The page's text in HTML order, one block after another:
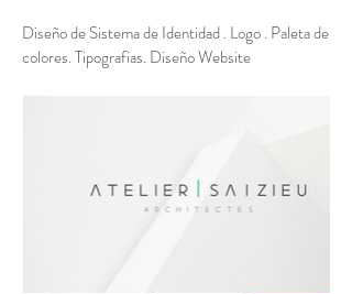
Diseño de Sistema de Identidad . Logo . Paleta de
colores. Tipografias. Diseño Website